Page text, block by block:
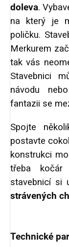
doleva.
na který je
poličku.
Merkurem
tak vás
Stavebnici
návodu
fantazii se
Spojte
postavte
konstrukci
třeba kočár
stavebnicí si
strávených
Technické